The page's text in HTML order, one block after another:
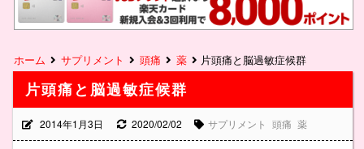
ホーム サプリメント 頭痛 薬 片頭痛と脳過敏症候群
片頭痛と脳過敏症候群
2014年1月3日 2020/02/02 サプリメント 頭痛 薬